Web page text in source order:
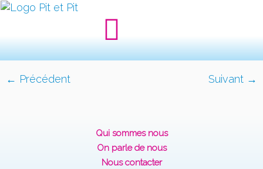
← Précédent Suivant →
Qui sommes nous
On parle de nous
Nous contacter